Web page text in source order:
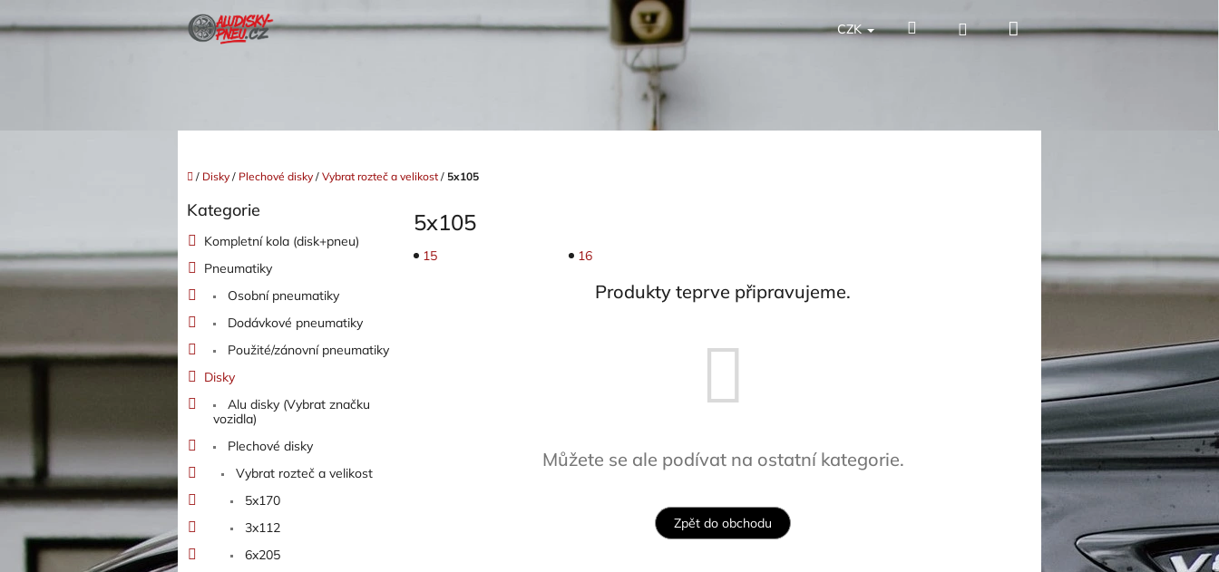
na
CZK HledatPřihlášeníNákupní
Domů
/ Disky / Plechové disky / Vybrat rozteč a velikost / 5x105
t
r
a
í
p
l
Přeskočit
Kategorie
Kompletní kola (disk+pneu)
Pneumatiky
Osobní pneumatiky
Dodávkové pneumatiky
Použité/zánovní pneumatiky
Disky
Alu disky (Vybrat značku
vozidla)
Plechové disky
Vybrat rozteč a velikost
5x170
3x112
6x205
5x105
15 16
Produkty teprve připravujeme.
Můžete se ale podívat na ostatní kategorie.
Zpět do obchodu